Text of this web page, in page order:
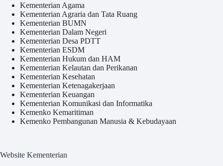
Kementerian Agama
Kementerian Agraria dan Tata Ruang
Kementerian BUMN
Kementerian Dalam Negeri
Kementerian Desa PDTT
Kementerian ESDM
Kementerian Hukum dan HAM
Kementerian Kelautan dan Perikanan
Kementerian Kesehatan
Kementerian Ketenagakerjaan
Kementerian Keuangan
Kementerian Komunikasi dan Informatika
Kemenko Kemaritiman
Kemenko Pembangunan Manusia & Kebudayaan
Website Kementerian